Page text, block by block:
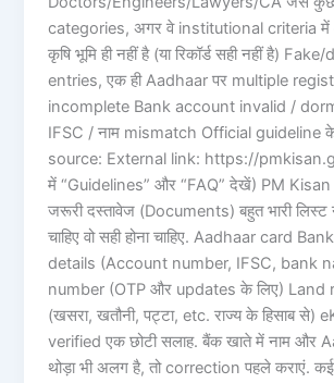
categories, अगर वे institutional criteria में
कृषि भूमि ही नहीं है (या रिकॉर्ड सही नहीं है)
entries, एक ही Aadhaar पर multiple
incomplete Bank account invalid /
IFSC / नाम mismatch Official guideline
source: External link: https://
में “Guidelines” और “FAQ” देखें) PM
जरूरी दस्तावेज (Documents) बहुत भारी लिस्ट
चाहिए वो सही होना चाहिए. Aadhaar card
details (Account number, IFSC, bank
number (OTP और updates के लिए) Land
(खसरा, खतौनी, पट्टा, etc. राज्य के हिसाब से)
verified एक छोटी सलाह. बैंक खाते में नाम और
थोड़ा भी अलग है, तो correction पहले कराएं.